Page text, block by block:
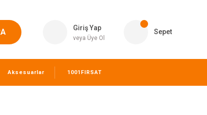
Giriş Yap
veya Üye Ol
Sepet
Aksesuarlar 1001FIRSAT